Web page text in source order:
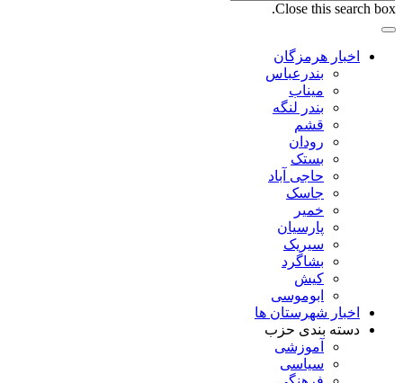
Close this search box.
اخبار هرمزگان
بندرعباس
میناب
بندر لنگه
قشم
رودان
بستک
حاجی آباد
جاسک
خمیر
پارسیان
سیریک
بشاگرد
کیش
ابوموسی
اخبار شهرستان ها
دسته بندی حزب
آموزشی
سیاسی